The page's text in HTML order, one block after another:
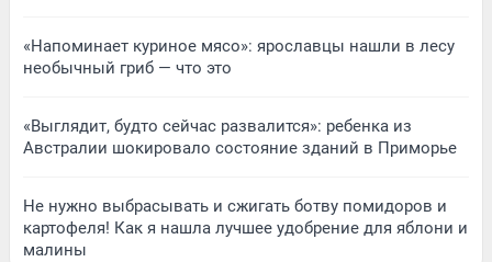
«Напоминает куриное мясо»: ярославцы нашли в лесу
необычный гриб — что это
«Выглядит, будто сейчас развалится»: ребенка из
Австралии шокировало состояние зданий в Приморье
Не нужно выбрасывать и сжигать ботву помидоров и
картофеля! Как я нашла лучшее удобрение для яблони и
малины